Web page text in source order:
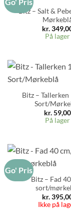
Bitz – Salt &
kr.
På lager
Bitz – Tallerken
Sort/
kr.59,00
På lager
Go' Pris
Bitz – Fad
sort/
kr.
Ikke på